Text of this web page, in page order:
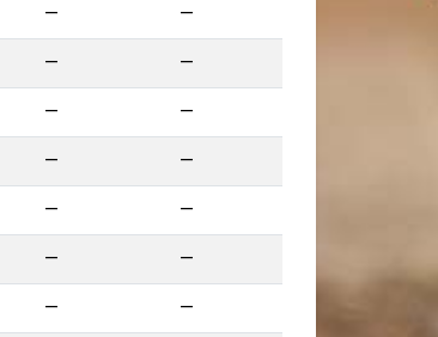
— —
— —
— —
— —
— —
— —
— —